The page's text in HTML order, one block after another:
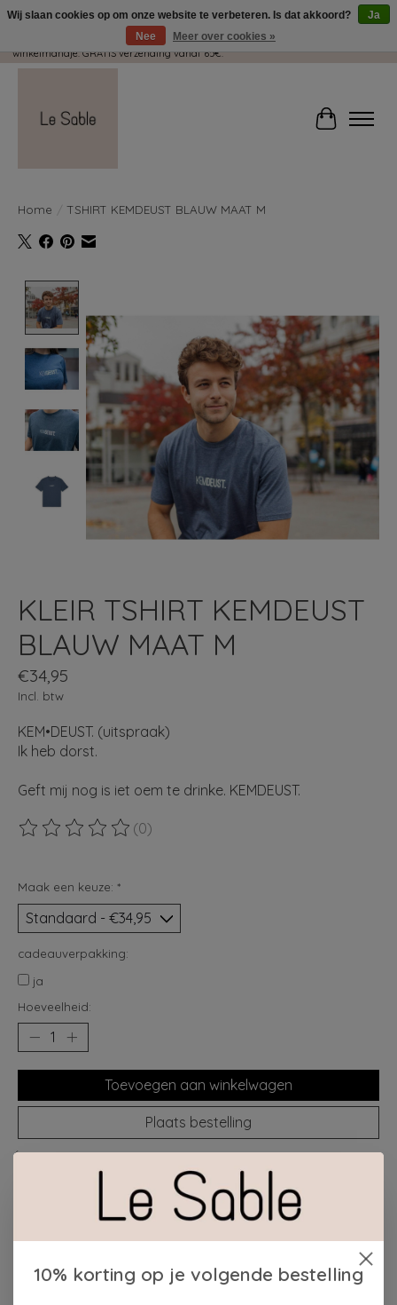
Wij pakken met plezier jouw kadootjes GRATIS in! Duid dit zeker aan in je
winkelmandje. GRATIS verzending vanaf 65€.
Home TSHIRT KEMDEUST BLAUW MAAT M
KLEIR TSHIRT KEMDEUST
BLAUW MAAT M
€34,95
Incl. btw
KEM•DEUST. (uitspraak)
Ik heb dorst.
Geft mij nog is iet oem te drinke. KEMDEUST.
De beoordeling van dit product is
(0)
Maak een keuze: *
cadeauverpakking:
ja
Hoeveelheid:
Toevoegen aan winkelwagen
Plaats bestelling
Toevoegen om te vergelijken
Beschrijving Reviews (0)
Wij slaan cookies op om onze website te verbeteren. Is dat akkoord?
Ja
Nee
Meer over cookies »
10% korting op je volgende bestelling